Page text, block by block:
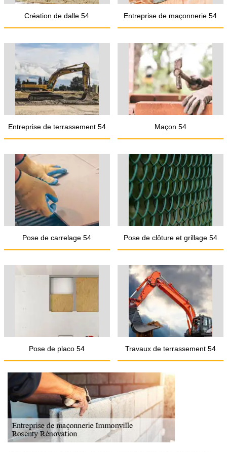
Création de dalle 54 Entreprise de maçonnerie 54
Entreprise de terrassement 54 Maçon 54
Pose de carrelage 54 Pose de clôture et grillage 54
Pose de placo 54 Travaux de terrassement 54